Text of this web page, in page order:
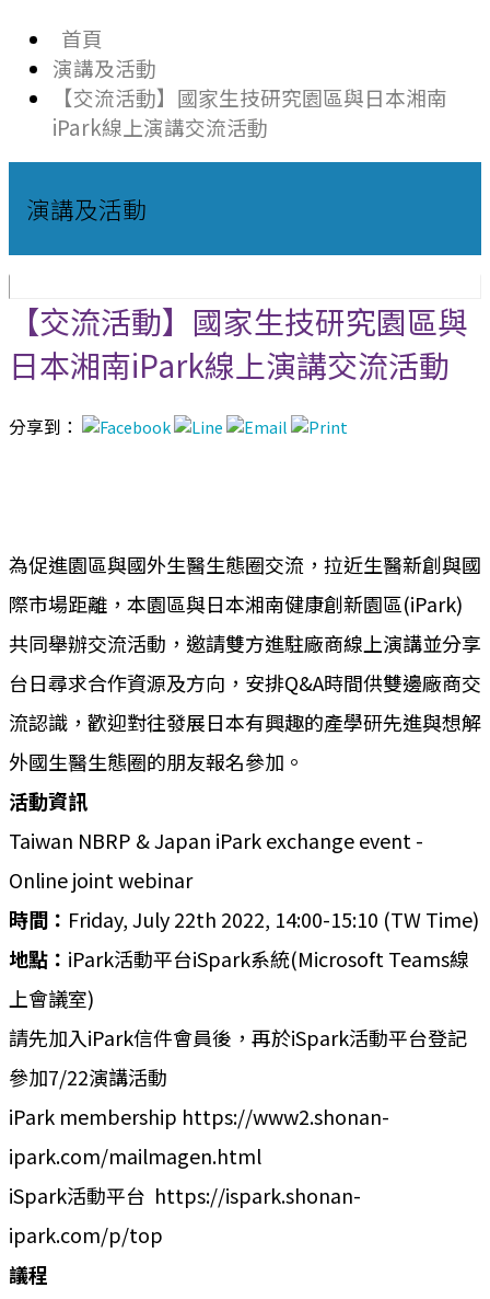
首頁
演講及活動
【交流活動】國家生技研究園區與日本湘南
iPark線上演講交流活動
演講及活動
【交流活動】國家生技研究園區與
日本湘南iPark線上演講交流活動
分享到：
為促進園區與國外生醫生態圈交流，拉近生醫新創與國
際市場距離，本園區與日本湘南健康創新園區(iPark)
共同舉辦交流活動，邀請雙方進駐廠商線上演講並分享
台日尋求合作資源及方向，安排Q&A時間供雙邊廠商交
流認識，歡迎對往發展日本有興趣的產學研先進與想解
外國生醫生態圈的朋友報名參加。
活動資訊
Taiwan NBRP & Japan iPark exchange event -
Online joint webinar
時間： Friday, July 22th 2022, 14:00-15:10 (TW Time)
地點： iPark活動平台iSpark系統(Microsoft Teams線
上會議室)
請先加入iPark信件會員後，再於iSpark活動平台登記
參加7/22演講活動
iPark membership https://www2.shonan-
ipark.com/mailmagen.html
iSpark活動平台 https://ispark.shonan-
ipark.com/p/top
議程